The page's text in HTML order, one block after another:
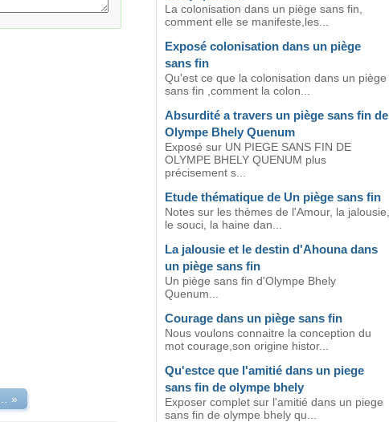
sans fin »
La colonisation dans un piège sans fin,
comment elle se manifeste,les...
Exposé colonisation dans un piège
sans fin
Qu'est ce que la colonisation dans un piège
sans fin ,comment la colon...
Absurdité a travers un piège sans fin de
Olympe Bhely Quenum
Exposé sur UN PIEGE SANS FIN DE
OLYMPE BHELY QUENUM plus
précisement s...
Etude thématique de Un piège sans fin
Notes sur les thèmes de l'Amour, la jalousie,
le souci, la haine dan...
La jalousie et le destin d'Ahouna dans
un piège sans fin
Un piège sans fin d'Olympe Bhely
Quenum...
Courage dans un piège sans fin
Nous voulons connaitre la conception du
mot courage,son origine histor...
Qu'estce que l'amitié dans un piege
sans fin de olympe bhely
Exposer complet sur l'amitié dans un piege
sans fin de olympe bhely qu...